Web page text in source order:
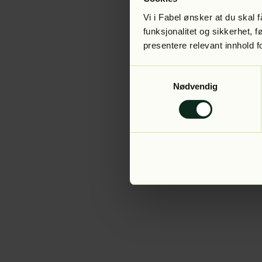
Vi i Fabel ønsker at du skal
funksjonalitet og sikkerhet,
presentere relevant innhold
Nødvendig
Application